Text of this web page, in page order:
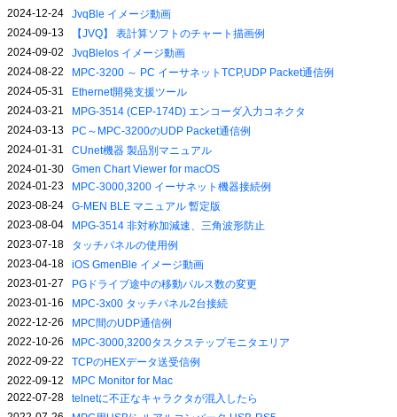
2024-12-24
JvqBle イメージ動画
2024-09-13
【JVQ】 表計算ソフトのチャート描画例
2024-09-02
JvqBleIos イメージ動画
2024-08-22
MPC-3200 ～ PC イーサネットTCP,UDP Packet通信例
2024-05-31
Ethernet開発支援ツール
2024-03-21
MPG-3514 (CEP-174D) エンコーダ入力コネクタ
2024-03-13
PC～MPC-3200のUDP Packet通信例
2024-01-31
CUnet機器 製品別マニュアル
2024-01-30
Gmen Chart Viewer for macOS
2024-01-23
MPC-3000,3200 イーサネット機器接続例
2023-08-24
G-MEN BLE マニュアル 暫定版
2023-08-04
MPG-3514 非対称加減速、三角波形防止
2023-07-18
タッチパネルの使用例
2023-04-18
iOS GmenBle イメージ動画
2023-01-27
PGドライブ途中の移動パルス数の変更
2023-01-16
MPC-3x00 タッチパネル2台接続
2022-12-26
MPC間のUDP通信例
2022-10-26
MPC-3000,3200タスクステップモニタエリア
2022-09-22
TCPのHEXデータ送受信例
2022-09-12
MPC Monitor for Mac
2022-07-28
telnetに不正なキャラクタが混入したら